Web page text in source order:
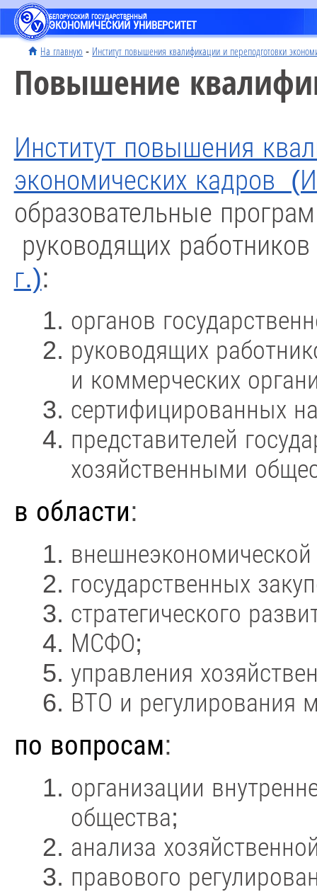
БЕЛОРУССКИЙ ГОСУДАРСТВЕННЫЙ
ЭКОНОМИЧЕСКИЙ УНИВЕРСИТЕТ
На главную - Институт повышения квалификации и переподготовки
Повышение
Институт повышения
экономических кадров
образовательные
руководящих
г.):
органов
руководящих
и коммерческих
сертифицированных
представителей
хозяйственными
в области:
внешнеэкономической
государственных
стратегического
МСФО;
управления
ВТО и регулирования
по вопросам:
организации
общества;
анализа
правового